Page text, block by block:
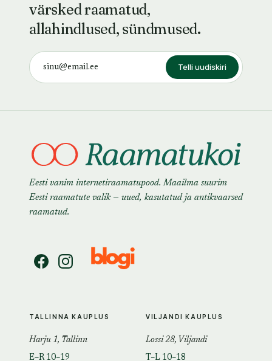
värsked raamatud,
allahindlused, sündmused.
Telli uudiskiri
Eesti vanim internetiraamatupood. Maailma suurim
Eesti raamatute valik — uued, kasutatud ja antikvaarsed
raamatud.
TALLINNA KAUPLUS
Harju 1, Tallinn
E–R 10–19
VILJANDI KAUPLUS
Lossi 28, Viljandi
T–L 10–18